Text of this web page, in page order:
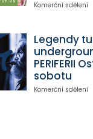
Komerční sdělení
Legendy
PERIFERII
sobotu
Komerční sdělení